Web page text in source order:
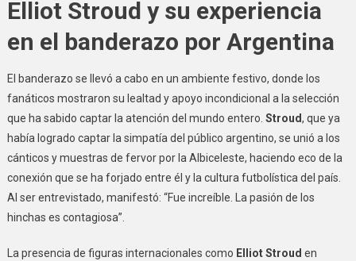
Elliot Stroud y su experiencia
en el banderazo por Argentina
El banderazo se llevó a cabo en un ambiente festivo, donde los
fanáticos mostraron su lealtad y apoyo incondicional a la selección
que ha sabido captar la atención del mundo entero. Stroud, que ya
había logrado captar la simpatía del público argentino, se unió a los
cánticos y muestras de fervor por la Albiceleste, haciendo eco de la
conexión que se ha forjado entre él y la cultura futbolística del país.
Al ser entrevistado, manifestó: “Fue increíble. La pasión de los
hinchas es contagiosa”.
La presencia de figuras internacionales como Elliot Stroud en